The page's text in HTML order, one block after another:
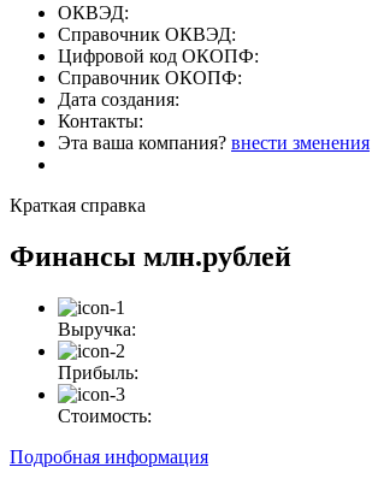
ОКВЭД:
Справочник ОКВЭД:
Цифровой код ОКОПФ:
Справочник ОКОПФ:
Дата создания:
Контакты:
Эта ваша компания? внести зменения
Краткая справка
Финансы млн.рублей
Выручка:
Прибыль:
Стоимость:
Подробная информация